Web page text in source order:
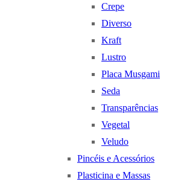
Crepe
Diverso
Kraft
Lustro
Placa Musgami
Seda
Transparências
Vegetal
Veludo
Pincéis e Acessórios
Plasticina e Massas